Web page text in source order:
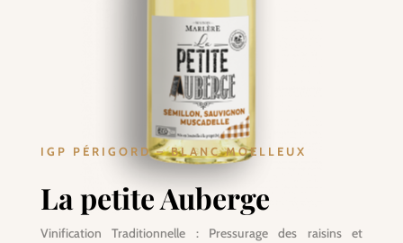
IGP PÉRIGORD – BLANC MOELLEUX
La petite Auberge
Vinification Traditionnelle : Pressurage des raisins et